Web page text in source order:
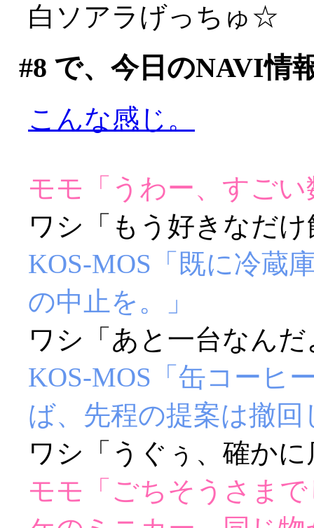
白ソアラげっちゅ☆
#8 で、今日のNAVI情
こんな感じ。
モモ「うわー、すご
ワシ「もう好きなだ
KOS-MOS「既に冷蔵
の中止を。」
ワシ「あと一台なん
KOS-MOS「缶コーヒ
ば、先程の提案は撤
ワシ「うぐぅ、確か
モモ「ごちそうさま